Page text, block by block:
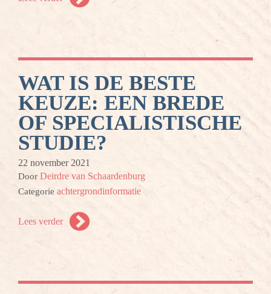
WAT IS DE BESTE
KEUZE: EEN BREDE
OF SPECIALISTISCHE
STUDIE?
22 november 2021
Door Deirdre van Schaardenburg
Categorie achtergrondinformatie
Lees verder